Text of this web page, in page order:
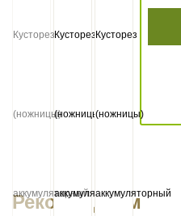
Рекомендуем